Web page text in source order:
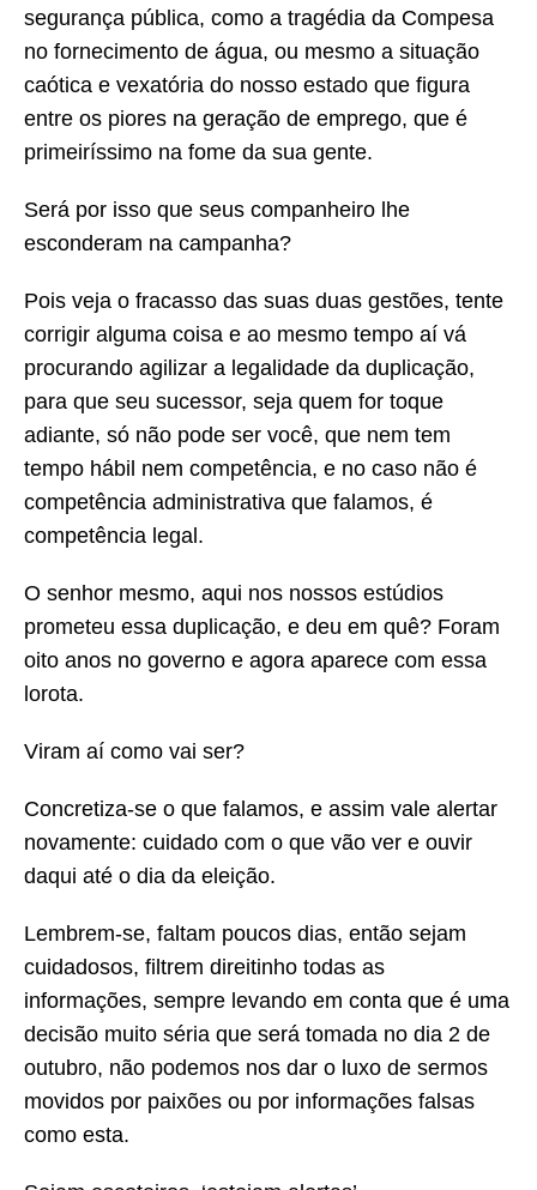
segurança pública, como a tragédia da Compesa
no fornecimento de água, ou mesmo a situação
caótica e vexatória do nosso estado que figura
entre os piores na geração de emprego, que é
primeiríssimo na fome da sua gente.
Será por isso que seus companheiro lhe
esconderam na campanha?
Pois veja o fracasso das suas duas gestões, tente
corrigir alguma coisa e ao mesmo tempo aí vá
procurando agilizar a legalidade da duplicação,
para que seu sucessor, seja quem for toque
adiante, só não pode ser você, que nem tem
tempo hábil nem competência, e no caso não é
competência administrativa que falamos, é
competência legal.
O senhor mesmo, aqui nos nossos estúdios
prometeu essa duplicação, e deu em quê? Foram
oito anos no governo e agora aparece com essa
lorota.
Viram aí como vai ser?
Concretiza-se o que falamos, e assim vale alertar
novamente: cuidado com o que vão ver e ouvir
daqui até o dia da eleição.
Lembrem-se, faltam poucos dias, então sejam
cuidadosos, filtrem direitinho todas as
informações, sempre levando em conta que é uma
decisão muito séria que será tomada no dia 2 de
outubro, não podemos nos dar o luxo de sermos
movidos por paixões ou por informações falsas
como esta.